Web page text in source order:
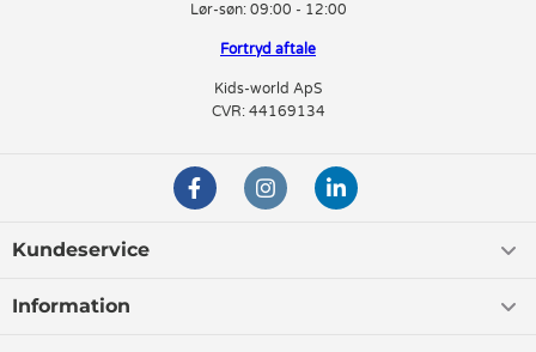
Lør-søn: 09:00 - 12:00
Fortryd aftale
Kids-world ApS
CVR: 44169134
Kundeservice
Information